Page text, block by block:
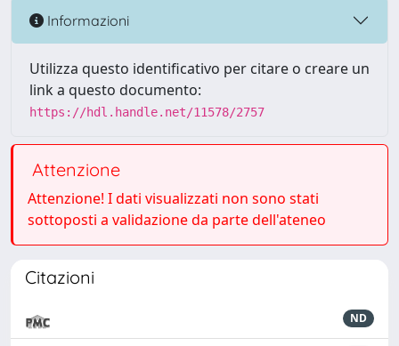
Informazioni
Utilizza questo identificativo per citare o creare un
link a questo documento:
https://hdl.handle.net/11578/2757
Attenzione
Attenzione! I dati visualizzati non sono stati
sottoposti a validazione da parte dell'ateneo
Citazioni
ND